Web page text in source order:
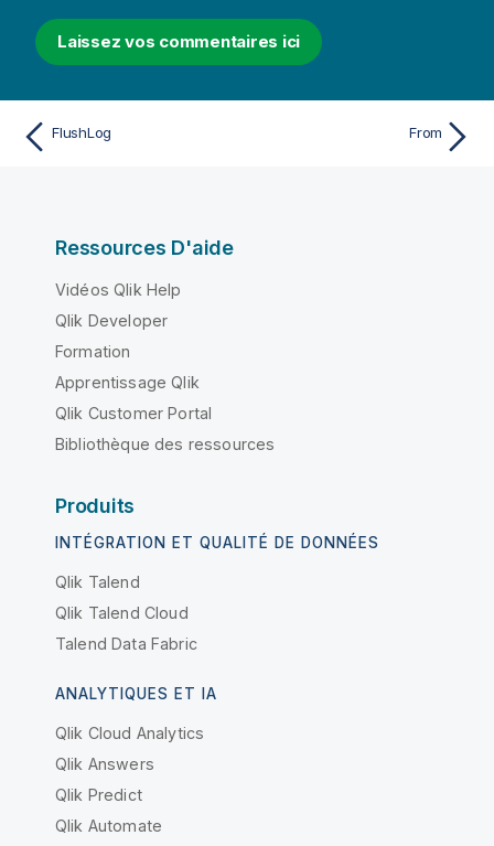
Laissez vos commentaires ici
FlushLog From
Ressources D'aide
Vidéos Qlik Help
Qlik Developer
Formation
Apprentissage Qlik
Qlik Customer Portal
Bibliothèque des ressources
Produits
INTÉGRATION ET QUALITÉ DE DONNÉES
Qlik Talend
Qlik Talend Cloud
Talend Data Fabric
ANALYTIQUES ET IA
Qlik Cloud Analytics
Qlik Answers
Qlik Predict
Qlik Automate